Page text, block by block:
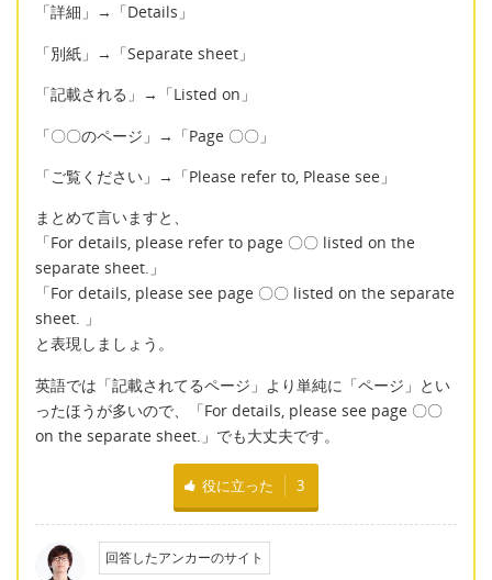
「詳細」→「Details」
「別紙」→「Separate sheet」
「記載される」→「Listed on」
「〇〇のページ」→「Page 〇〇」
「ご覧ください」→「Please refer to, Please see」
まとめて言いますと、
「For details, please refer to page 〇〇 listed on the
separate sheet.」
「For details, please see page 〇〇 listed on the separate
sheet. 」
と表現しましょう。
英語では「記載されてるページ」より単純に「ページ」とい
ったほうが多いので、「For details, please see page 〇〇
on the separate sheet.」でも大丈夫です。
役に立った 3
回答したアンカーのサイト